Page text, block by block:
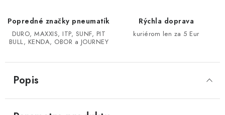
POLARIS SPORTSMAN RZR 1000
LINHAI 400/500/M550/650
Popredné značky pneumatík
DURO, MAXXIS, ITP, SUNF, PIT
BULL, KENDA, OBOR a JOURNEY
Rýchla doprava
kuriérom len za 5 Eur
Popis